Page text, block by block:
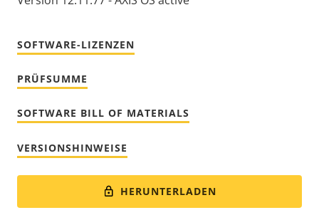
SOFTWARE-LIZENZEN
PRÜFSUMME
SOFTWARE BILL OF MATERIALS
VERSIONSHINWEISE
HERUNTERLADEN